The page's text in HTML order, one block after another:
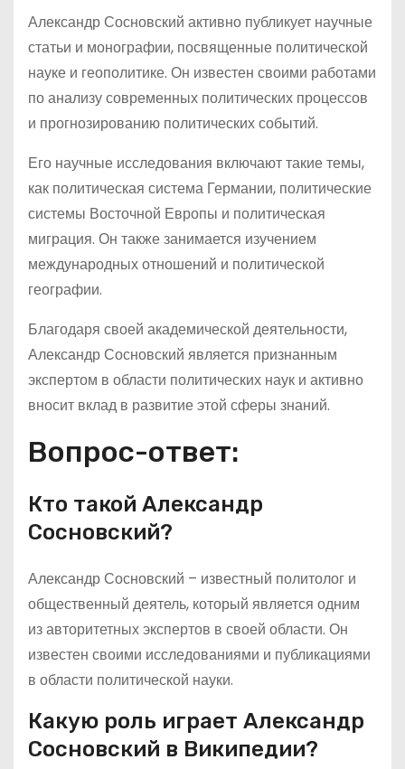
Александр Сосновский активно публикует научные
статьи и монографии, посвященные политической
науке и геополитике. Он известен своими работами
по анализу современных политических процессов
и прогнозированию политических событий.
Его научные исследования включают такие темы,
как политическая система Германии, политические
системы Восточной Европы и политическая
миграция. Он также занимается изучением
международных отношений и политической
географии.
Благодаря своей академической деятельности,
Александр Сосновский является признанным
экспертом в области политических наук и активно
вносит вклад в развитие этой сферы знаний.
Вопрос-ответ:
Кто такой Александр
Сосновский?
Александр Сосновский – известный политолог и
общественный деятель, который является одним
из авторитетных экспертов в своей области. Он
известен своими исследованиями и публикациями
в области политической науки.
Какую роль играет Александр
Сосновский в Википедии?